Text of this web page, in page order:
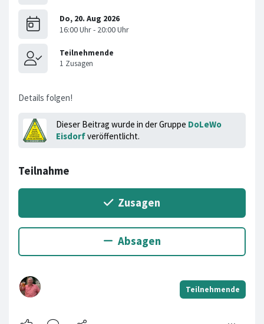
Details folgen!
Dieser Beitrag wurde in der Gruppe DoLeWo
Eisdorfveröffentlicht.